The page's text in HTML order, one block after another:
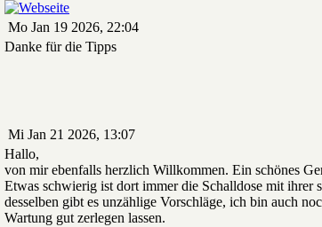
Mo Jan 19 2026, 22:04
Danke für die Tipps
Mi Jan 21 2026, 13:07
Hallo,
von mir ebenfalls herzlich Willkommen. Ein schönes
Etwas schwierig ist dort immer die Schalldose mit ihrer
desselben gibt es unzählige Vorschläge, ich bin auch
Wartung gut zerlegen lassen.